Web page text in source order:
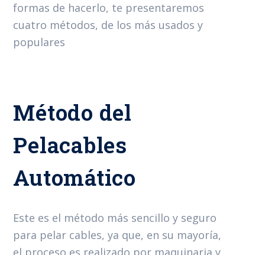
formas de hacerlo, te presentaremos
cuatro métodos, de los más usados y
populares
Método del
Pelacables
Automático
Este es el método más sencillo y seguro
para pelar cables, ya que, en su mayoría,